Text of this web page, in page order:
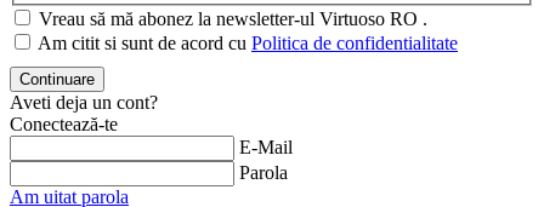
Vreau să mă abonez la newsletter-ul Virtuoso RO .
Am citit si sunt de acord cu Politica de confidentialitate
Aveti deja un cont?
Conectează-te
E-Mail
Parola
Am uitat parola